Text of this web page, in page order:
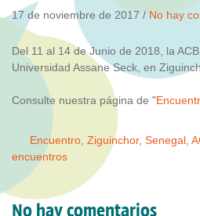
17 de noviembre de 2017 /No hay
Del 11 al 14 de Junio de 2018, la
Universidad Assane Seck, en
Consulte nuestra página de "
Encuentro Ziguinchor, Senegal
encuentros
No hay comentarios